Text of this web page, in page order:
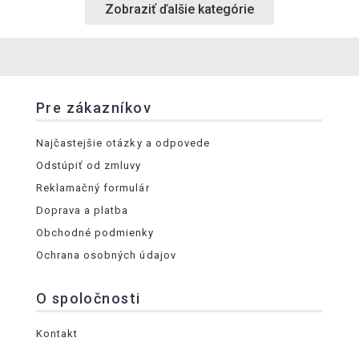
Zobraziť ďalšie kategórie
Pre zákazníkov
Najčastejšie otázky a odpovede
Odstúpiť od zmluvy
Reklamačný formulár
Doprava a platba
Obchodné podmienky
Ochrana osobných údajov
O spoločnosti
Kontakt